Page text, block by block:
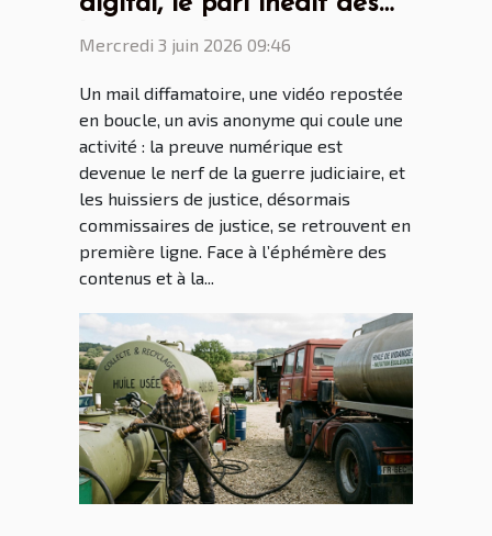
huissiers de justice
Mercredi 3 juin 2026 09:46
Un mail diffamatoire, une vidéo repostée
en boucle, un avis anonyme qui coule une
activité : la preuve numérique est
devenue le nerf de la guerre judiciaire, et
les huissiers de justice, désormais
commissaires de justice, se retrouvent en
première ligne. Face à l’éphémère des
contenus et à la...